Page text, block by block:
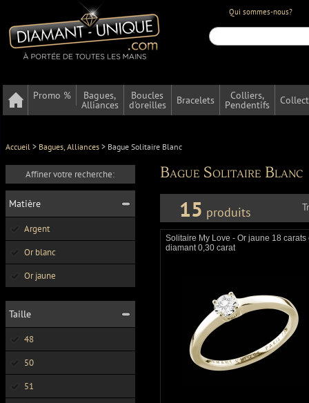
Qui sommes-nous?
Promo % Bagues,
Alliances
Boucles
d'oreilles Bracelets Colliers,
Pendentifs
Accueil > Bagues, Alliances > Bague Solitaire Blanc
Affiner votre recherche:
Matière
Argent
Or blanc
Or jaune
Taille
48
50
51
Bague Solitaire Blanc
15 produits
Solitaire My Love - Or jaune 18 carats
diamant 0,30 carat